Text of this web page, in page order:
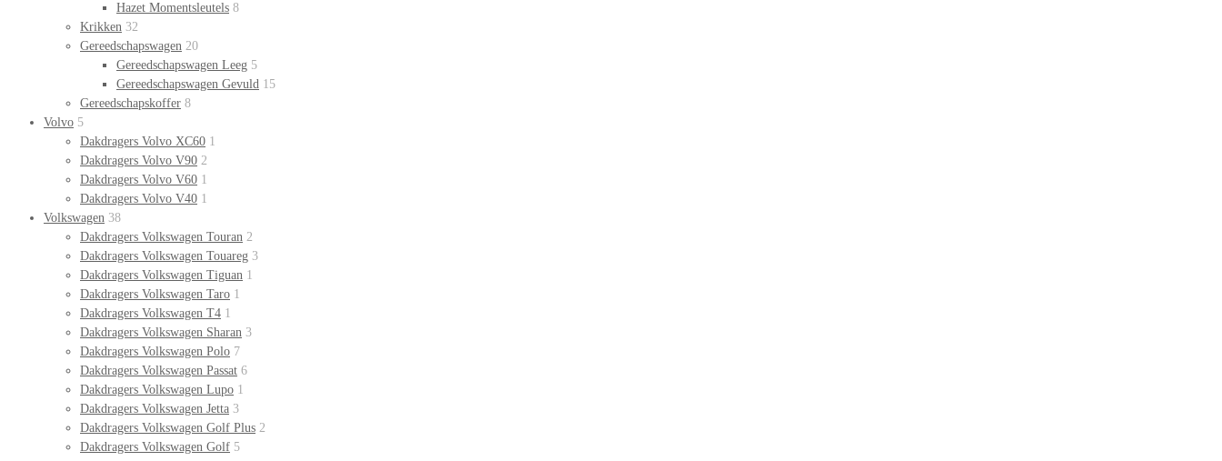
Hazet Momentsleutels 8
Krikken 32
Gereedschapswagen 20
Gereedschapswagen Leeg 5
Gereedschapswagen Gevuld 15
Gereedschapskoffer 8
Volvo 5
Dakdragers Volvo XC60 1
Dakdragers Volvo V90 2
Dakdragers Volvo V60 1
Dakdragers Volvo V40 1
Volkswagen 38
Dakdragers Volkswagen Touran 2
Dakdragers Volkswagen Touareg 3
Dakdragers Volkswagen Tiguan 1
Dakdragers Volkswagen Taro 1
Dakdragers Volkswagen T4 1
Dakdragers Volkswagen Sharan 3
Dakdragers Volkswagen Polo 7
Dakdragers Volkswagen Passat 6
Dakdragers Volkswagen Lupo 1
Dakdragers Volkswagen Jetta 3
Dakdragers Volkswagen Golf Plus 2
Dakdragers Volkswagen Golf 5